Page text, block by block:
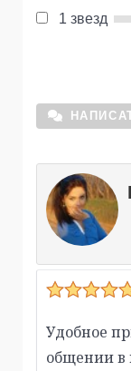
1 звезд
Удобное
общении в